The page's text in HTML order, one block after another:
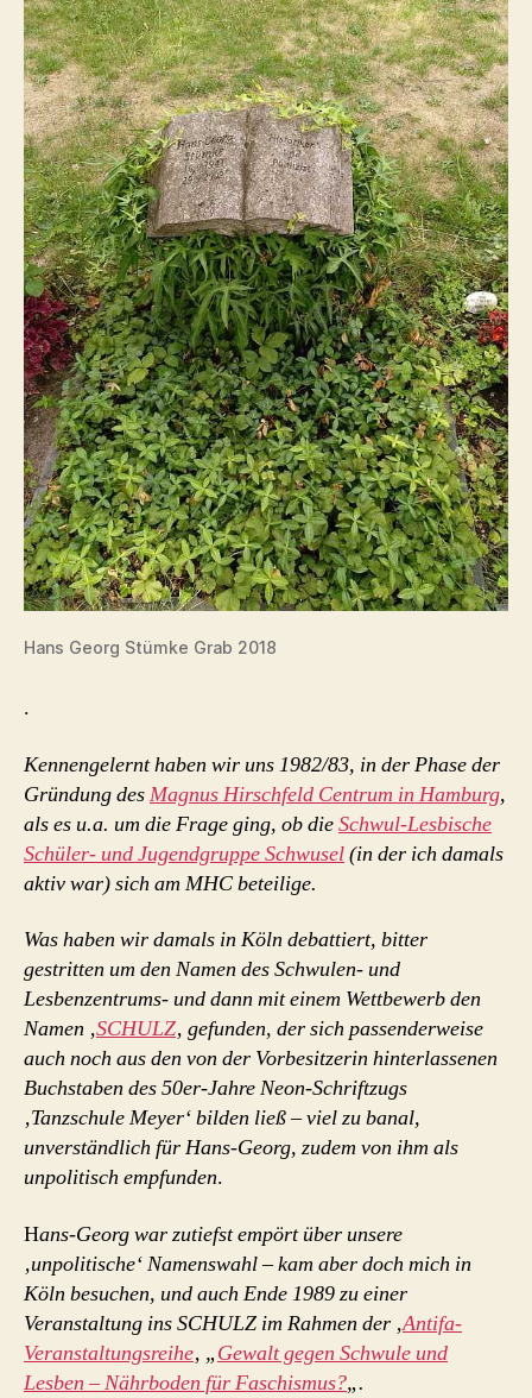
Hans Georg Stümke Grab 2018
.
Kennengelernt haben wir uns 1982/83, in der Phase der
Gründung desMagnus Hirschfeld Centrum in Hamburg,
als es u.a. um die Frage ging, ob dieSchwul-Lesbische
Schüler- und Jugendgruppe Schwusel(in der ich damals
aktiv war) sich am MHC beteilige.
Was haben wir damals in Köln debattiert, bitter
gestritten um den Namen des Schwulen- und
Lesbenzentrums- und dann mit einem Wettbewerb den
Namen ‚SCHULZ‚ gefunden, der sich passenderweise
auch noch aus den von der Vorbesitzerin hinterlassenen
Buchstaben des 50er-Jahre Neon-Schriftzugs
‚Tanzschule Meyer‘ bilden ließ – viel zu banal,
unverständlich für Hans-Georg, zudem von ihm als
unpolitisch empfunden.
Hans-Georg war zutiefst empört über unsere
‚unpolitische‘ Namenswahl – kam aber doch mich in
Köln besuchen, und auch Ende 1989 zu einer
Veranstaltung ins SCHULZ im Rahmen der ‚Antifa-
Veranstaltungsreihe‚ „Gewalt gegen Schwule und
Lesben – Nährboden für Faschismus?„.